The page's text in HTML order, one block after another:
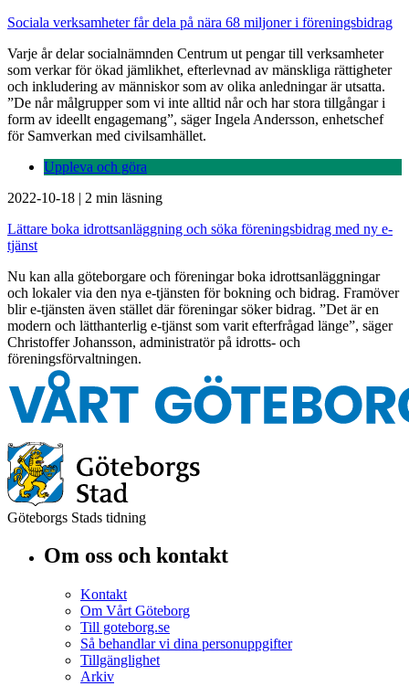
Sociala verksamheter får dela på nära 68 miljoner i föreningsbidrag
Varje år delar socialnämnden Centrum ut pengar till verksamheter
som verkar för ökad jämlikhet, efterlevnad av mänskliga rättigheter
och inkludering av människor som av olika anledningar är utsatta.
”De når målgrupper som vi inte alltid når och har stora tillgångar i
form av ideellt engagemang”, säger Ingela Andersson, enhetschef
för Samverkan med civilsamhället.
Uppleva och göra
2022-10-18 | 2 min läsning
Lättare boka idrottsanläggning och söka föreningsbidrag med ny e-
tjänst
Nu kan alla göteborgare och föreningar boka idrottsanläggningar
och lokaler via den nya e-tjänsten för bokning och bidrag. Framöver
blir e-tjänsten även stället där föreningar söker bidrag. ”Det är en
modern och lätthanterlig e-tjänst som varit efterfrågad länge”, säger
Christoffer Johansson, administratör på idrotts- och
föreningsförvaltningen.
Göteborgs Stads tidning
Om oss och kontakt
Kontakt
Om Vårt Göteborg
Till goteborg.se
Så behandlar vi dina personuppgifter
Tillgänglighet
Arkiv